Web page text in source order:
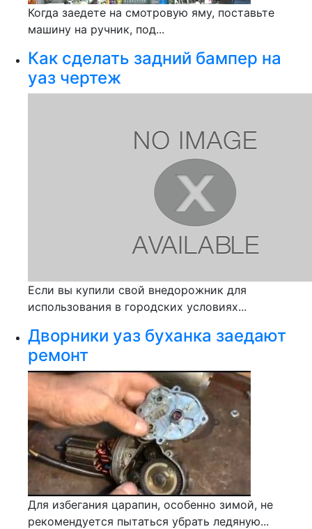
Когда заедете на смотровую яму, поставьте
машину на ручник, под...
Как сделать задний бампер на
уаз чертеж
Если вы купили свой внедорожник для
использования в городских условиях...
Дворники уаз буханка заедают
ремонт
Для избегания царапин, особенно зимой, не
рекомендуется пытаться убрать ледяную...